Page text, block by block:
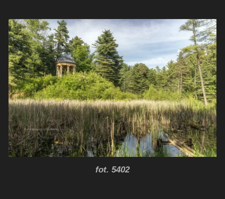
fot. 5402